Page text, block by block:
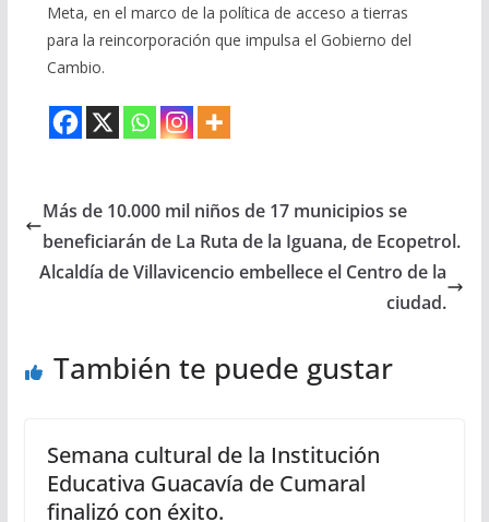
Meta, en el marco de la política de acceso a tierras
para la reincorporación que impulsa el Gobierno del
Cambio.
Más de 10.000 mil niños de 17 municipios se
beneficiarán de La Ruta de la Iguana, de Ecopetrol.
Alcaldía de Villavicencio embellece el Centro de la
ciudad.
También te puede gustar
Semana cultural de la Institución
Educativa Guacavía de Cumaral
finalizó con éxito.